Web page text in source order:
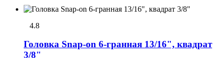
4.8
Головка Snap-on 6-гранная 13/16", квадрат
3/8"